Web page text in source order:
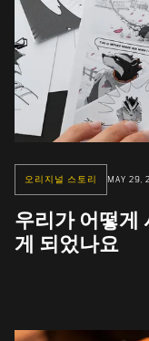
오리지널 스토리 MAY 29,
우리가 어떻게
게 되었나요